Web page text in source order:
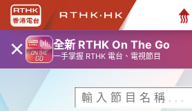
× 全新 RTHK On The Go
一手掌握 RTHK 電台、電視節目